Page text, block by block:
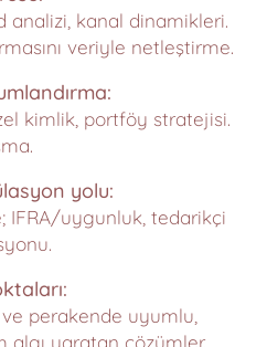
analizi, kanal dinamikleri.
veriyle netleştirme.
kimlik, portföy stratejisi.
yolu:
IFRA/uygunluk, tedarikçi
perakende uyumlu,
algı yaratan çözümler.